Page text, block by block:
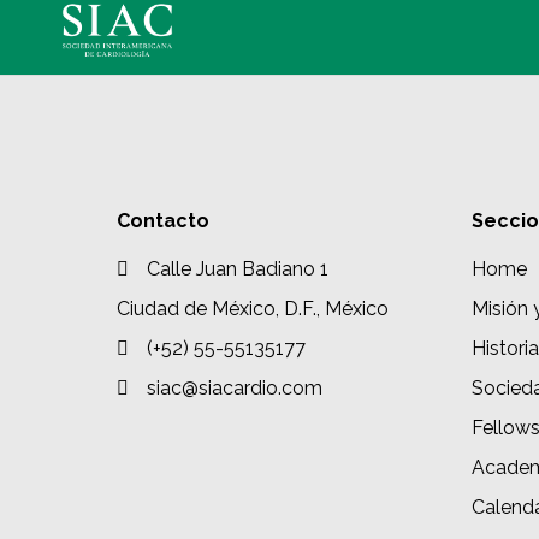
Contacto
Calle Juan Badiano 1
Ciudad de México, D.F., México
(+52) 55-55135177
siac@siacardio.com
Home
Misión
Historia
Fellows